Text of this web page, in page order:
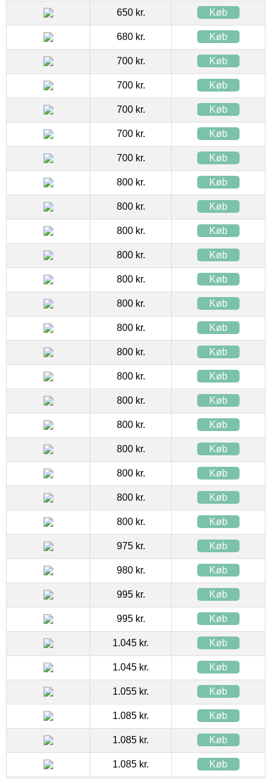
650 kr. Køb
680 kr. Køb
700 kr. Køb
700 kr. Køb
700 kr. Køb
700 kr. Køb
700 kr. Køb
800 kr. Køb
800 kr. Køb
800 kr. Køb
800 kr. Køb
800 kr. Køb
800 kr. Køb
800 kr. Køb
800 kr. Køb
800 kr. Køb
800 kr. Køb
800 kr. Køb
800 kr. Køb
800 kr. Køb
800 kr. Køb
800 kr. Køb
975 kr. Køb
980 kr. Køb
995 kr. Køb
995 kr. Køb
1.045 kr. Køb
1.045 kr. Køb
1.055 kr. Køb
1.085 kr. Køb
1.085 kr. Køb
1.085 kr. Køb